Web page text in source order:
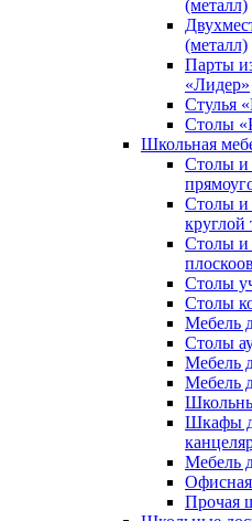
(металл)
(металл)
Парты
«Лидер»
Стулья
Столы
Школьная
Столы и
Столы и
круглой
Столы и
Столы
Столы
Мебель
Столы
Мебель
Мебель
Шкафы
Мебель
Прочая